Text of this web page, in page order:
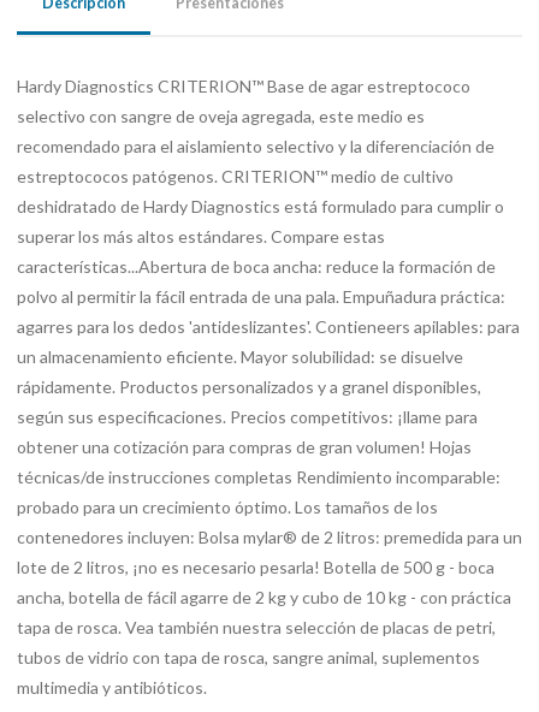
Hardy Diagnostics CRITERION™ Base de agar estreptococo
selectivo con sangre de oveja agregada, este medio es
recomendado para el aislamiento selectivo y la diferenciación de
estreptococos patógenos. CRITERION™ medio de cultivo
deshidratado de Hardy Diagnostics está formulado para cumplir o
superar los más altos estándares. Compare estas
características...Abertura de boca ancha: reduce la formación de
polvo al permitir la fácil entrada de una pala. Empuñadura práctica:
agarres para los dedos 'antideslizantes'. Contieneers apilables: para
un almacenamiento eficiente. Mayor solubilidad: se disuelve
rápidamente. Productos personalizados y a granel disponibles,
según sus especificaciones. Precios competitivos: ¡llame para
obtener una cotización para compras de gran volumen! Hojas
técnicas/de instrucciones completas Rendimiento incomparable:
probado para un crecimiento óptimo. Los tamaños de los
contenedores incluyen: Bolsa mylar® de 2 litros: premedida para un
lote de 2 litros, ¡no es necesario pesarla! Botella de 500 g - boca
ancha, botella de fácil agarre de 2 kg y cubo de 10 kg - con práctica
tapa de rosca. Vea también nuestra selección de placas de petri,
tubos de vidrio con tapa de rosca, sangre animal, suplementos
multimedia y antibióticos.